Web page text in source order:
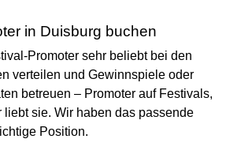
in Duisburg buchen
Promoter sehr beliebt bei den
verteilen und Gewinnspiele oder
betreuen – Promoter auf Festivals,
liebt sie. Wir haben das passende
Position.